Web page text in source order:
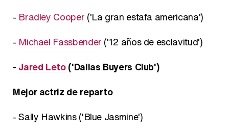
- Bradley Cooper ('La gran estafa americana')
- Michael Fassbender ('12 años de esclavitud')
- Jared Leto('Dallas Buyers Club')
Mejor actriz de reparto
- Sally Hawkins ('Blue Jasmine')